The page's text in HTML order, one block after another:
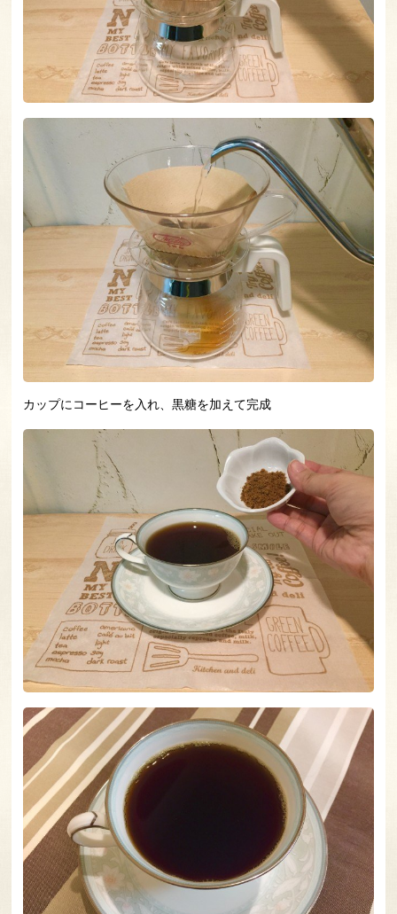
カップにコーヒーを入れ、黒糖を加えて完成